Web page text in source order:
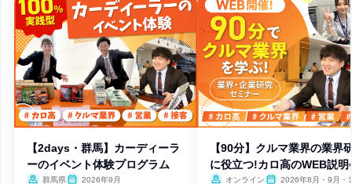
【2days・群馬】カーディーラ
ーのイベント体験プログラム
群馬県
2026年9月
【90分】クルマ業界の業界
に役立つ!カロ高のWEB説明
オンライン
2026年8月・9月・